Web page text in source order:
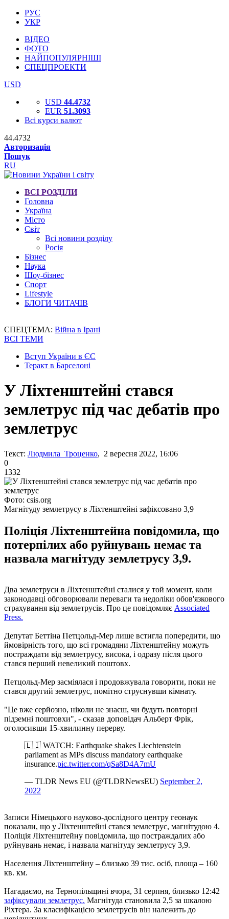
РУС
УКР
ВІДЕО
ФОТО
НАЙПОПУЛЯРНІШІ
СПЕЦПРОЕКТИ
USD
USD 44.4732
EUR 51.3093
Всі курси валют
44.4732
Авторизація
Пошук
RU
ВСІ РОЗДІЛИ
Головна
Україна
Місто
Світ
Всі новини розділу
Росія
Бізнес
Наука
Шоу-бізнес
Спорт
Lifestyle
БЛОГИ ЧИТАЧІВ
СПЕЦТЕМА: Війна в Ірані
ВСІ ТЕМИ
Вступ України в ЄС
Теракт в Барселоні
У Ліхтенштейні стався
землетрус під час дебатів про
землетрус
Текст: Людмила Троценко, 2 вересня 2022, 16:06
0
1332
Фото: csis.org
Магнітуду землетрусу в Ліхтенштейні зафіксовано 3,9
Поліція Ліхтенштейна повідомила, що
потерпілих або руйнувань немає та
назвала магнітуду землетрусу 3,9.
Два землетруси в Ліхтенштейні сталися у той момент, коли
законодавці обговорювали переваги та недоліки обов'язкового
страхування від землетрусів. Про це повідомляє Associated
Press.
Депутат Беттіна Петцольд-Мер лише встигла попередити, що
ймовірність того, що всі громадяни Ліхтенштейну можуть
постраждати від землетрусу, висока, і одразу після цього
стався перший невеликий поштовх.
Петцольд-Мер засміялася і продовжувала говорити, поки не
стався другий землетрус, помітно струснувши кімнату.
"Це вже серйозно, ніколи не знаєш, чи будуть повторні
підземні поштовхи", - сказав доповідач Альберт Фрік,
оголосивши 15-хвилинну перерву.
🇱🇮 WATCH: Earthquake shakes Liechtenstein
parliament as MPs discuss mandatory earthquake
insurance.pic.twitter.com/qSa8D4A7mU
— TLDR News EU (@TLDRNewsEU) September 2,
2022
Записи Німецького науково-дослідного центру геонаук
показали, що у Ліхтенштейні стався землетрус, магнітудою 4.
Поліція Ліхтенштейну повідомила, що постраждалих або
руйнувань немає, і назвала магнітуду землетрусу 3,9.
Населення Ліхтенштейну – близько 39 тис. осіб, площа – 160
кв. км.
Нагадаємо, на Тернопільщині вчора, 31 серпня, близько 12:42
зафіксували землетрус. Магнітуда становила 2,5 за шкалою
Ріхтера. За класифікацією землетрусів він належить до